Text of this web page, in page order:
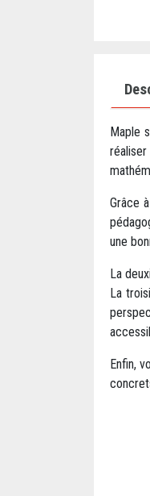
Maple
Grâce
une
La
La
Enfin,